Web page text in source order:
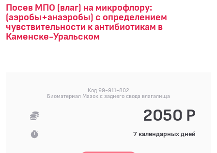
Посев МПО (влаг) на микрофлору:
(аэробы+анаэробы) с определением
чувствительности к антибиотикам в
Каменске-Уральском
Код 99-911-802
Биоматериал Мазок с заднего свода влагалища
2050 Р
7 календарных дней